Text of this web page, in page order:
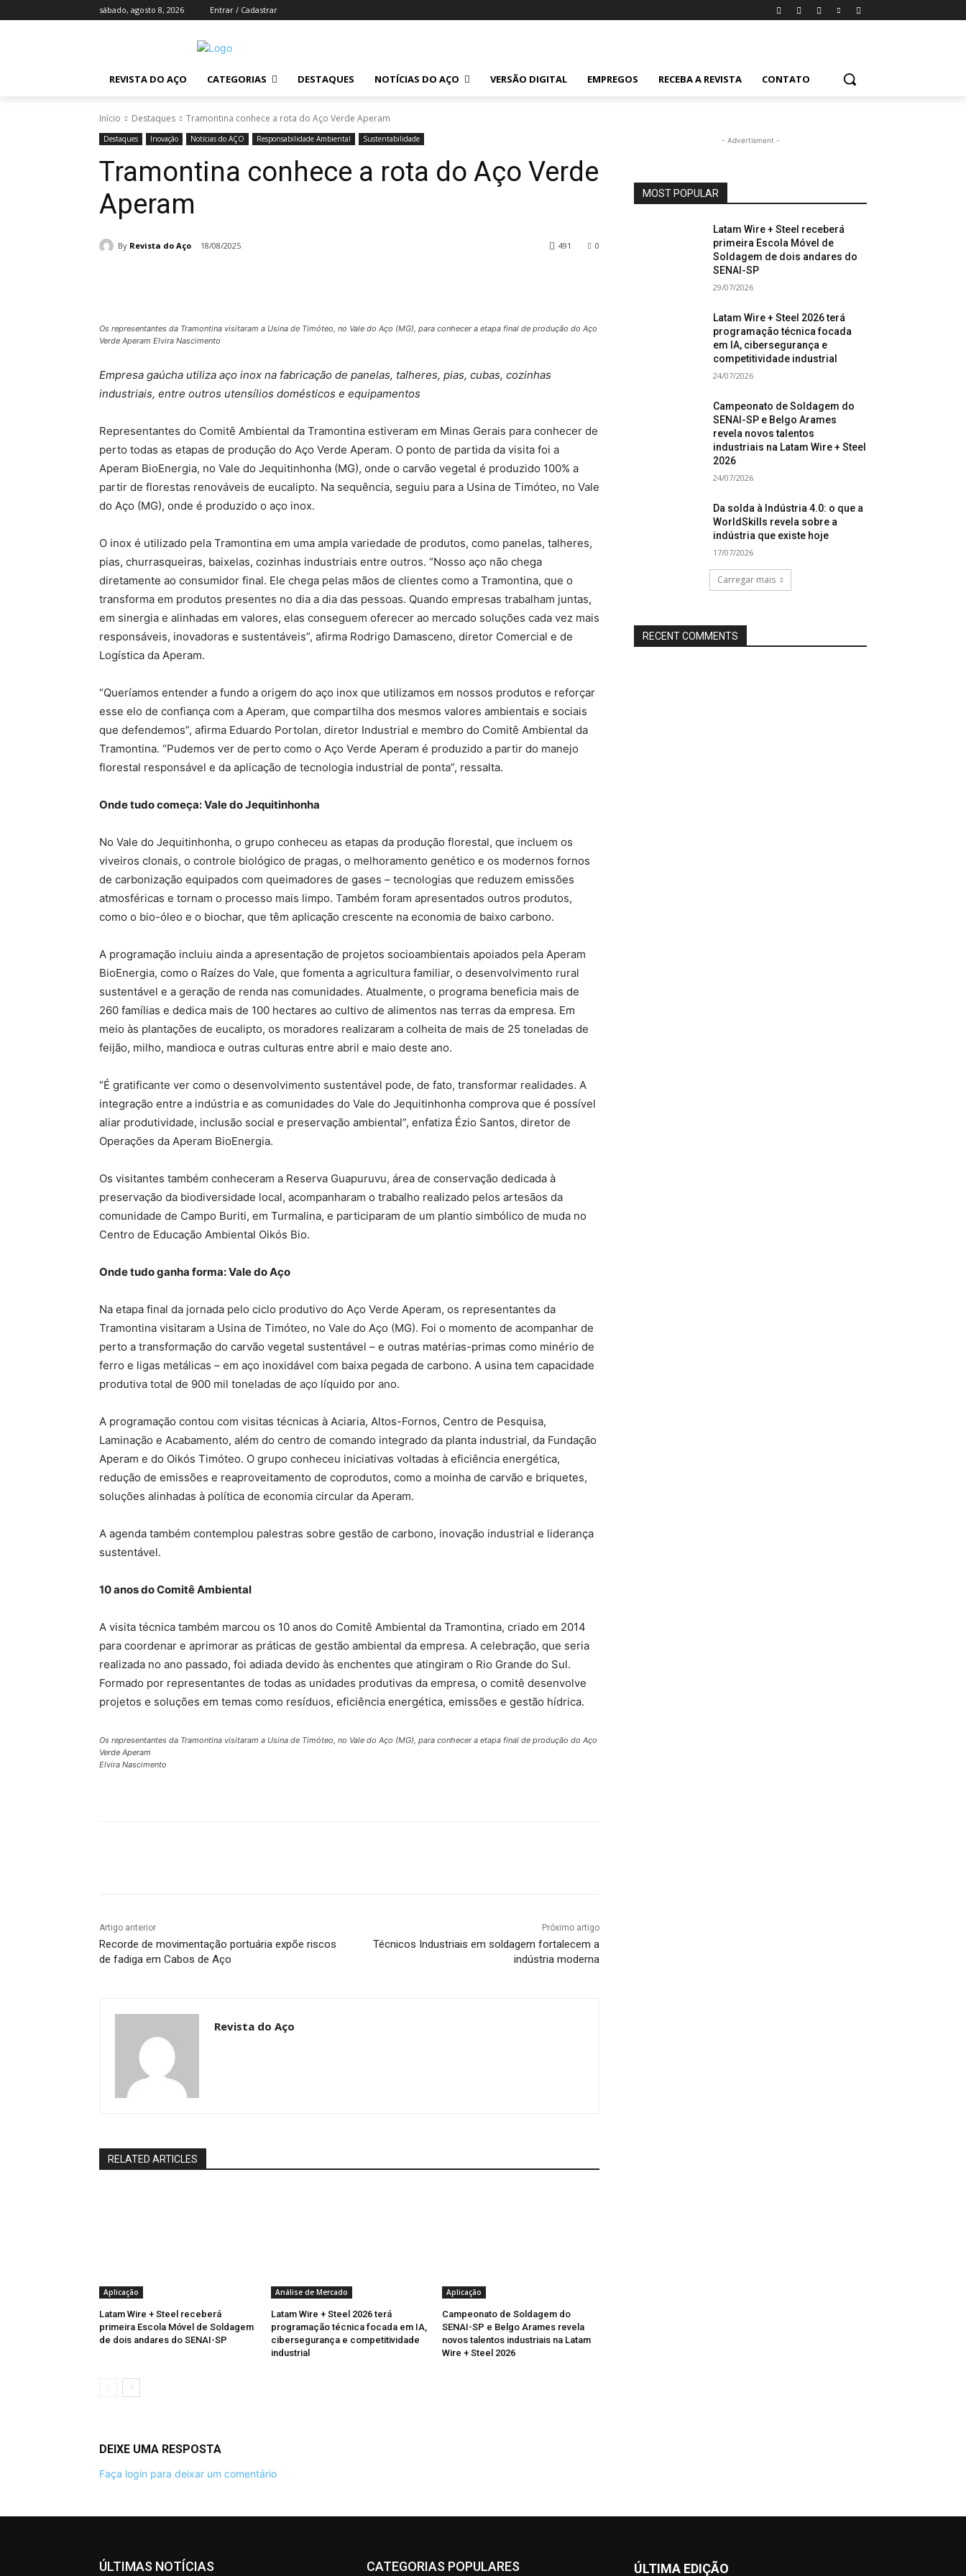
sábado, agosto 8, 2026 Entrar / Cadastrar
REVISTA DO AÇO CATEGORIAS DESTAQUES NOTÍCIAS DO AÇO VERSÃO DIGITAL EMPREGOS RECEBA A REVISTA CONTATO
Início Destaques Tramontina conhece a rota do Aço Verde Aperam
Destaques Inovação Notícias do AÇO Responsabilidade Ambiental Sustentabilidade
Tramontina conhece a rota do Aço Verde
Aperam
By Revista do Aço 18/08/2025 0
491
Os representantes da Tramontina visitaram a Usina de Timóteo, no Vale do Aço (MG), para conhecer a etapa final de produção do Aço
Verde Aperam Elvira Nascimento
Empresa gaúcha utiliza aço inox na fabricação de panelas, talheres, pias, cubas, cozinhas
industriais, entre outros utensílios domésticos e equipamentos
Representantes do Comitê Ambiental da Tramontina estiveram em Minas Gerais para conhecer de
perto todas as etapas de produção do Aço Verde Aperam. O ponto de partida da visita foi a
Aperam BioEnergia, no Vale do Jequitinhonha (MG), onde o carvão vegetal é produzido 100% a
partir de florestas renováveis de eucalipto. Na sequência, seguiu para a Usina de Timóteo, no Vale
do Aço (MG), onde é produzido o aço inox.
O inox é utilizado pela Tramontina em uma ampla variedade de produtos, como panelas, talheres,
pias, churrasqueiras, baixelas, cozinhas industriais entre outros. “Nosso aço não chega
diretamente ao consumidor final. Ele chega pelas mãos de clientes como a Tramontina, que o
transforma em produtos presentes no dia a dia das pessoas. Quando empresas trabalham juntas,
em sinergia e alinhadas em valores, elas conseguem oferecer ao mercado soluções cada vez mais
responsáveis, inovadoras e sustentáveis”, afirma Rodrigo Damasceno, diretor Comercial e de
Logística da Aperam.
“Queríamos entender a fundo a origem do aço inox que utilizamos em nossos produtos e reforçar
esse elo de confiança com a Aperam, que compartilha dos mesmos valores ambientais e sociais
que defendemos”, afirma Eduardo Portolan, diretor Industrial e membro do Comitê Ambiental da
Tramontina. “Pudemos ver de perto como o Aço Verde Aperam é produzido a partir do manejo
florestal responsável e da aplicação de tecnologia industrial de ponta”, ressalta.
Onde tudo começa: Vale do Jequitinhonha
No Vale do Jequitinhonha, o grupo conheceu as etapas da produção florestal, que incluem os
viveiros clonais, o controle biológico de pragas, o melhoramento genético e os modernos fornos
de carbonização equipados com queimadores de gases – tecnologias que reduzem emissões
atmosféricas e tornam o processo mais limpo. Também foram apresentados outros produtos,
como o bio-óleo e o biochar, que têm aplicação crescente na economia de baixo carbono.
A programação incluiu ainda a apresentação de projetos socioambientais apoiados pela Aperam
BioEnergia, como o Raízes do Vale, que fomenta a agricultura familiar, o desenvolvimento rural
sustentável e a geração de renda nas comunidades. Atualmente, o programa beneficia mais de
260 famílias e dedica mais de 100 hectares ao cultivo de alimentos nas terras da empresa. Em
meio às plantações de eucalipto, os moradores realizaram a colheita de mais de 25 toneladas de
feijão, milho, mandioca e outras culturas entre abril e maio deste ano.
“É gratificante ver como o desenvolvimento sustentável pode, de fato, transformar realidades. A
integração entre a indústria e as comunidades do Vale do Jequitinhonha comprova que é possível
aliar produtividade, inclusão social e preservação ambiental”, enfatiza Ézio Santos, diretor de
Operações da Aperam BioEnergia.
Os visitantes também conheceram a Reserva Guapuruvu, área de conservação dedicada à
preservação da biodiversidade local, acompanharam o trabalho realizado pelos artesãos da
comunidade de Campo Buriti, em Turmalina, e participaram de um plantio simbólico de muda no
Centro de Educação Ambiental Oikós Bio.
Onde tudo ganha forma: Vale do Aço
Na etapa final da jornada pelo ciclo produtivo do Aço Verde Aperam, os representantes da
Tramontina visitaram a Usina de Timóteo, no Vale do Aço (MG). Foi o momento de acompanhar de
perto a transformação do carvão vegetal sustentável – e outras matérias-primas como minério de
ferro e ligas metálicas – em aço inoxidável com baixa pegada de carbono. A usina tem capacidade
produtiva total de 900 mil toneladas de aço líquido por ano.
A programação contou com visitas técnicas à Aciaria, Altos-Fornos, Centro de Pesquisa,
Laminação e Acabamento, além do centro de comando integrado da planta industrial, da Fundação
Aperam e do Oikós Timóteo. O grupo conheceu iniciativas voltadas à eficiência energética,
redução de emissões e reaproveitamento de coprodutos, como a moinha de carvão e briquetes,
soluções alinhadas à política de economia circular da Aperam.
A agenda também contemplou palestras sobre gestão de carbono, inovação industrial e liderança
sustentável.
10 anos do Comitê Ambiental
A visita técnica também marcou os 10 anos do Comitê Ambiental da Tramontina, criado em 2014
para coordenar e aprimorar as práticas de gestão ambiental da empresa. A celebração, que seria
realizada no ano passado, foi adiada devido às enchentes que atingiram o Rio Grande do Sul.
Formado por representantes de todas as unidades produtivas da empresa, o comitê desenvolve
projetos e soluções em temas como resíduos, eficiência energética, emissões e gestão hídrica.
Os representantes da Tramontina visitaram a Usina de Timóteo, no Vale do Aço (MG), para conhecer a etapa final de produção do Aço
Verde Aperam
Elvira Nascimento
Artigo anterior
Recorde de movimentação portuária expõe riscos
de fadiga em Cabos de Aço
Próximo artigo
Técnicos Industriais em soldagem fortalecem a
indústria moderna
Revista do Aço
RELATED ARTICLES
Aplicação
Latam Wire + Steel receberá
primeira Escola Móvel de Soldagem
de dois andares do SENAI-SP
Análise de Mercado
Latam Wire + Steel 2026 terá
programação técnica focada em IA,
cibersegurança e competitividade
industrial
Aplicação
Campeonato de Soldagem do
SENAI-SP e Belgo Arames revela
novos talentos industriais na Latam
Wire + Steel 2026
DEIXE UMA RESPOSTA
Faça login para deixar um comentário
- Advertisment -
MOST POPULAR
Latam Wire + Steel receberá
primeira Escola Móvel de
Soldagem de dois andares do
SENAI-SP
29/07/2026
Latam Wire + Steel 2026 terá
programação técnica focada
em IA, cibersegurança e
competitividade industrial
24/07/2026
Campeonato de Soldagem do
SENAI-SP e Belgo Arames
revela novos talentos
industriais na Latam Wire + Steel
2026
24/07/2026
Da solda à Indústria 4.0: o que a
WorldSkills revela sobre a
indústria que existe hoje
17/07/2026
Carregar mais
RECENT COMMENTS
ÚLTIMAS NOTÍCIAS CATEGORIAS POPULARES ÚLTIMA EDIÇÃO